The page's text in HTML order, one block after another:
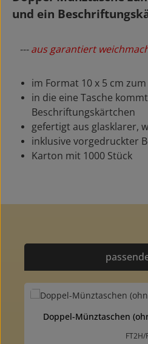
und ein
---aus garantiert
im Format 10 x 5 cm
in die eine Tasche
Beschriftungskärtchen
gefertigt aus glasklarer,
inklusive vorgedruckter
Karton mit 1000 Stück
Produktgalerie überspringen
Doppel-Münztaschen
FT2H/